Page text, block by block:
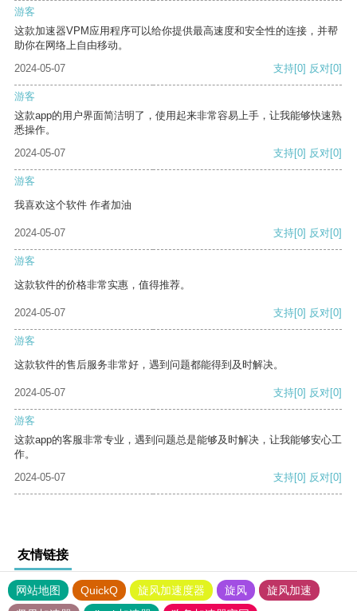
游客
这款加速器VPM应用程序可以给你提供最高速度和安全性的连接，并帮
助你在网络上自由移动。
2024-05-07
支持[0] 反对[0]
游客
这款app的用户界面简洁明了，使用起来非常容易上手，让我能够快速熟
悉操作。
2024-05-07
支持[0] 反对[0]
游客
我喜欢这个软件 作者加油
2024-05-07 支持[0] 反对[0]
游客
这款软件的价格非常实惠，值得推荐。
2024-05-07 支持[0] 反对[0]
游客
这款软件的售后服务非常好，遇到问题都能得到及时解决。
2024-05-07 支持[0] 反对[0]
游客
这款app的客服非常专业，遇到问题总是能够及时解决，让我能够安心工
作。
2024-05-07
支持[0] 反对[0]
友情链接
网站地图 QuickQ 旋风加速度器 旋风
旋风加速